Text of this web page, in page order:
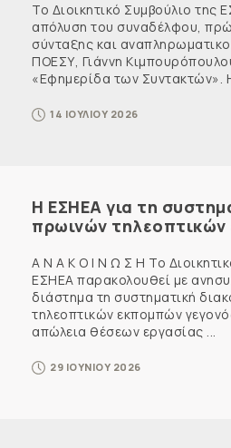
Το Διοικητικό Συμβούλιο της
απόλυση του συναδέλφου,
σύνταξης και
ΠΟΕΣΥ, Γιάννη
«Εφημερίδα των Συντακτών».
14 ΙΟΥΛΙΟΥ 2026
Η ΕΣΗΕΑ για τη
πρωινών
Α Ν Α Κ Ο Ι Ν Ω Σ Η Το
ΕΣΗΕΑ παρακολουθεί με
διάστημα τη συστηματική
τηλεοπτικών εκπομπών
απώλεια θέσεων εργασίας ...
29 ΙΟΥΝΙΟΥ 2026